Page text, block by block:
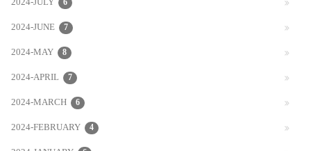
2024-JUNE 7
2024-MAY 8
2024-APRIL 7
2024-MARCH 6
2024-FEBRUARY 4